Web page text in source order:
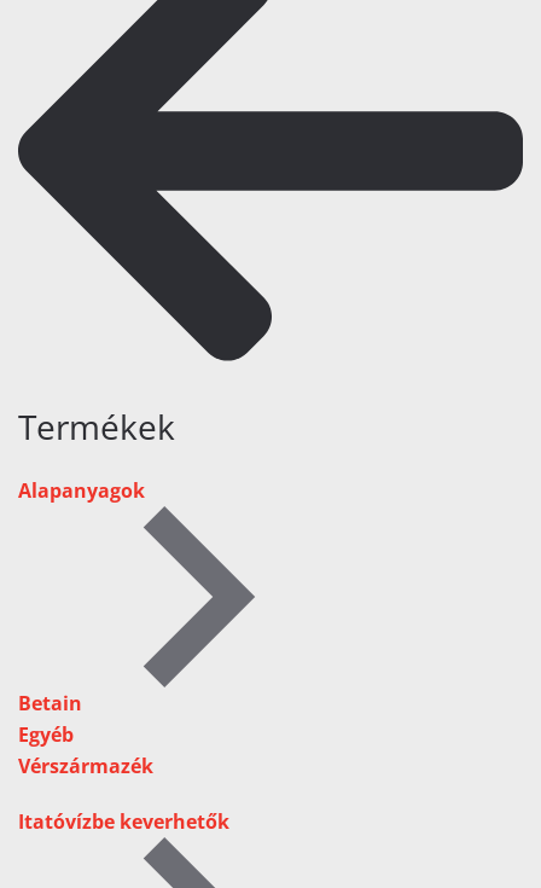
Termékek
Alapanyagok
Betain
Egyéb
Vérszármazék
Itatóvízbe keverhetők